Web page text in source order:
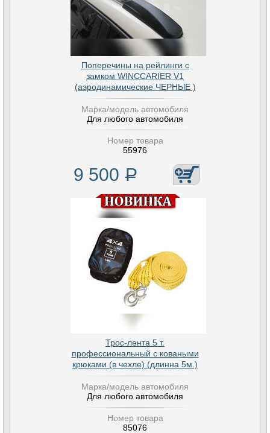
Поперечины на рейлинги с
замком WINCCARIER V1
(аэродинамические ЧЕРНЫЕ )
Марка/модель автомобиля
Для любого автомобиля
Номер товара
55976
9 500 Р
Трос-лента 5 т.
профессиональный с коваными
крюками (в чехле) (длинна 5м.)
Марка/модель автомобиля
Для любого автомобиля
Номер товара
85076